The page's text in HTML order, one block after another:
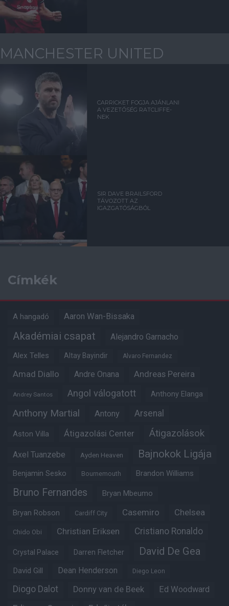
MANCHESTER UNITED
CARRICKET FOGJA AJÁNLANI
A VEZETŐSÉG RATCLIFFE-
NEK
SIR DAVE BRAILSFORD
TÁVOZOTT AZ
IGAZGATÓSÁGBÓL
Címkék
A hangadó Aaron Wan-Bissaka
Akadémiai csapat Alejandro Garnacho
Alex Telles Altay Bayindir Alvaro Fernandez
Amad Diallo Andre Onana Andreas Pereira
Andrey Santos Angol válogatott Anthony Elanga
Anthony Martial Antony Arsenal
Aston Villa Átigazolási Center Átigazolások
Axel Tuanzebe Ayden Heaven Bajnokok Ligája
Benjamin Sesko Bournemouth Brandon Williams
Bruno Fernandes Bryan Mbeumo
Bryan Robson Cardiff City Casemiro Chelsea
Chido Obi Christian Eriksen Cristiano Ronaldo
Crystal Palace Darren Fletcher David De Gea
David Gill Dean Henderson Diego Leon
Diogo Dalot Donny van de Beek Ed Woodward